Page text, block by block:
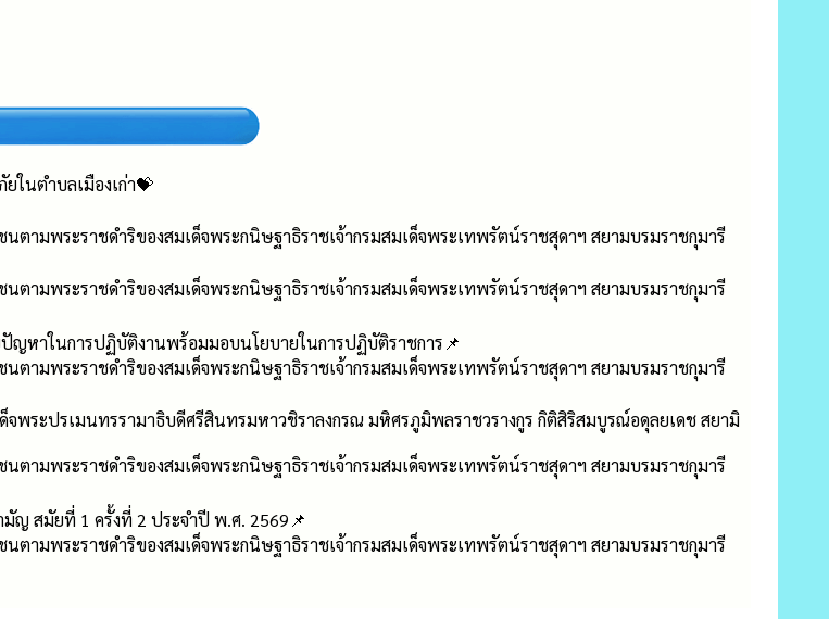
ในตำบลเมืองเก่า💝
ตามพระราชดำริของสมเด็จพระกนิษฐาธิราชเจ้ากรมสมเด็จพระเทพรัตน์ราชสุดาฯ สยามบรมราชกุมารี
ตามพระราชดำริของสมเด็จพระกนิษฐาธิราชเจ้ากรมสมเด็จพระเทพรัตน์ราชสุดาฯ สยามบรมราชกุมารี
หาในการปฏิบัติงานพร้อมมอบนโยบายในการปฏิบัติราชการ📌
ตามพระราชดำริของสมเด็จพระกนิษฐาธิราชเจ้ากรมสมเด็จพระเทพรัตน์ราชสุดาฯ สยามบรมราชกุมารี
พระปรเมนทรรามาธิบดีศรีสินทรมหาวชิราลงกรณ มหิศรภูมิพลราชวรางกูร กิติสิริสมบูรณ์อดุลยเดช สยามิ
ตามพระราชดำริของสมเด็จพระกนิษฐาธิราชเจ้ากรมสมเด็จพระเทพรัตน์ราชสุดาฯ สยามบรมราชกุมารี
มัญ สมัยที่ 1 ครั้งที่ 2 ประจำปี พ.ศ. 2569📌
ตามพระราชดำริของสมเด็จพระกนิษฐาธิราชเจ้ากรมสมเด็จพระเทพรัตน์ราชสุดาฯ สยามบรมราชกุมารี